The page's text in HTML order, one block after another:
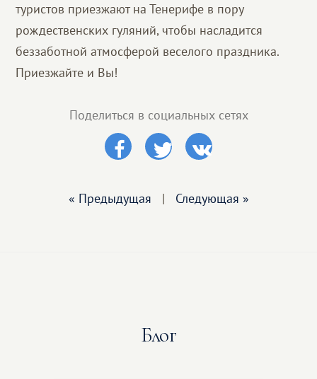
туристов приезжают на Тенерифе в пору
рождественских гуляний, чтобы насладится
беззаботной атмосферой веселого праздника.
Приезжайте и Вы!
Поделиться в социальных сетях
« Предыдущая | Следующая »
Блог